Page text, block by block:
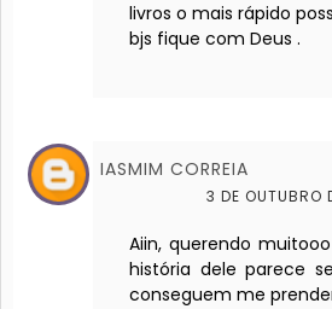
livros o mais rápido
bjs fique com Deus .
IASMIM CORREIA
3 DE OUTUBRO
Aiin, querendo
história dele parece
conseguem me